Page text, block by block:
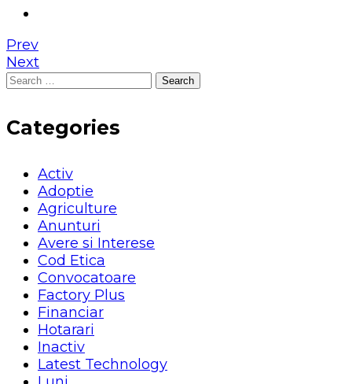
Prev
Next
Search
Categories
Activ
Adoptie
Agriculture
Anunturi
Avere si Interese
Cod Etica
Convocatoare
Factory Plus
Financiar
Hotarari
Inactiv
Latest Technology